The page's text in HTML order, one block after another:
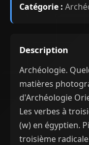
Catégorie :
Description
Archéologie.
matières
d'Archéologie
Les verbes à
(w) en égyptien.
troisième